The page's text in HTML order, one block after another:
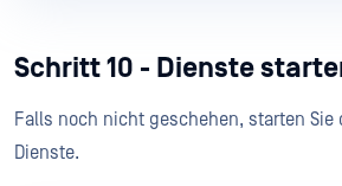
Schritt 10 - Dienste
Falls noch nicht geschehen, starten Sie
Dienste.